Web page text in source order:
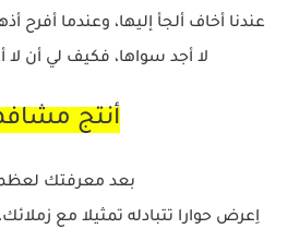
عندنا أخاف ألجأ إليها، وعندما أفرح
لا أجد سواها، فكيف لي أن
أنتج
بعد معرفتك
اِعرض حوارا تتبادله تمثيلا مع